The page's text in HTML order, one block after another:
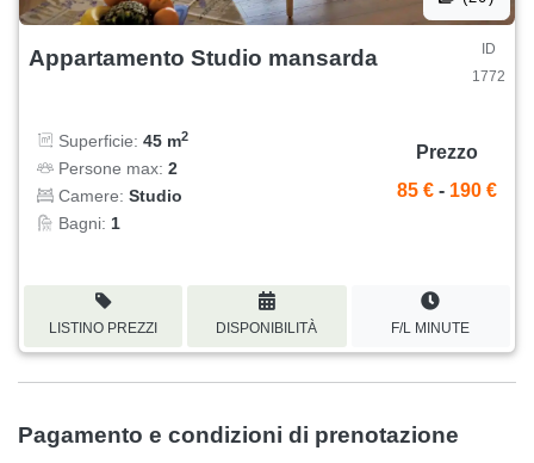
Appartamento Studio mansarda
ID
1772
Superficie: 45 m2
Persone max: 2
Camere: Studio
Bagni: 1
Prezzo
85 € - 190 €
LISTINO PREZZI DISPONIBILITÀ F/L MINUTE
Pagamento e condizioni di prenotazione